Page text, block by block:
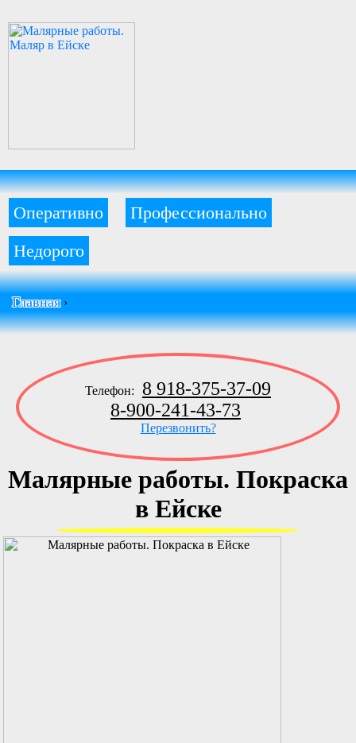
Оперативно
Профессионально
Недорого
Главная›
Телефон:
8 918-375-37-09
8-900-241-43-73
Перезвонить?
Малярные работы. Покраска
в Ейске